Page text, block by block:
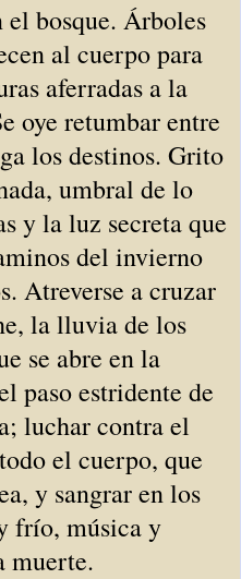
bosque. Árboles
al cuerpo para
aferradas a la
oye retumbar entre
los destinos. Grito
umbral de lo
y la luz secreta que
del invierno
Atreverse a cruzar
la lluvia de los
se abre en la
paso estridente de
luchar contra el
el cuerpo, que
y sangrar en los
frío, música y
muerte.